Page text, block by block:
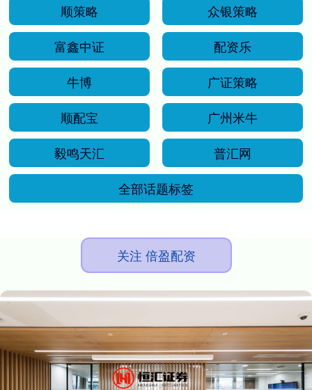
顺策略
众银策略
富鑫中证
配资乐
牛博
广证策略
顺配宝
广州米牛
毅鸣天汇
普汇网
全部话题标签
关注 倍盈配资